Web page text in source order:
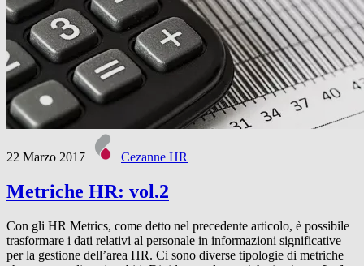
22 Marzo 2017 Cezanne HR
Metriche HR: vol.2
Con gli HR Metrics, come detto nel precedente articolo, è possibile
trasformare i dati relativi al personale in informazioni significative
per la gestione dell’area HR. Ci sono diverse tipologie di metriche